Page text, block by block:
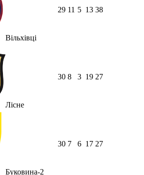
Вільхівці
29 11 5 13 38
Лісне
30 8 3 19 27
Буковина-2
30 7 6 17 27